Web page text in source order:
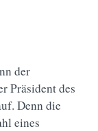
der
Präsident des
Denn die
eines